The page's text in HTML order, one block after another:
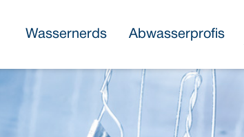
Wassernerds Abwasserprofis